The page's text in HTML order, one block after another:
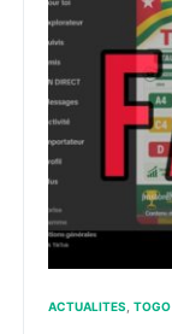
ACTUALITES TOGO